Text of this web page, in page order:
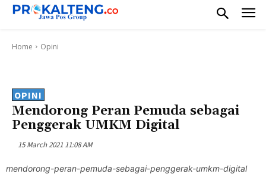
Home Opini
OPINI
Mendorong Peran Pemuda sebagai
Penggerak UMKM Digital
15 March 2021 11:08 AM
mendorong-peran-pemuda-sebagai-penggerak-umkm-digital